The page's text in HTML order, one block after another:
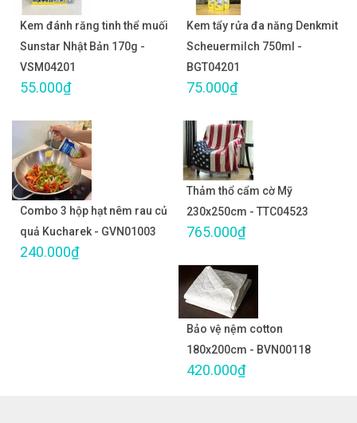
Kem đánh răng tinh thể muối
Sunstar Nhật Bản 170g -
VSM04201
55.000₫
Kem tẩy rửa đa năng Denkmit
Scheuermilch 750ml -
BGT04201
75.000₫
Combo 3 hộp hạt nêm rau củ
quả Kucharek - GVN01003
240.000₫
Thảm thổ cẩm cờ Mỹ
230x250cm - TTC04523
765.000₫
Bảo vệ nệm cotton
180x200cm - BVN00118
420.000₫